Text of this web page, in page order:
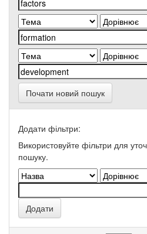
Почати новий пошук
Додати фільтри:
Використовуйте фільтри для
пошуку.